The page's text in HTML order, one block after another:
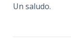
Un saludo.